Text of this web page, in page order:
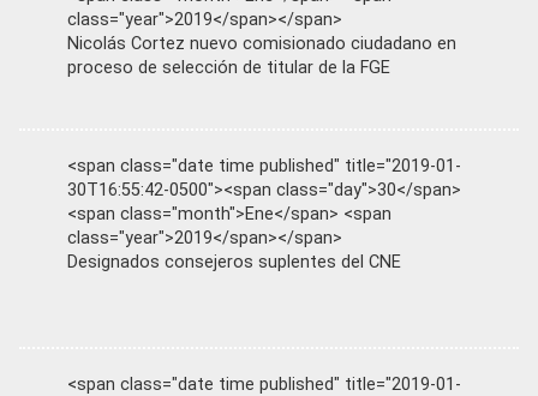
class="year">2019</span></span>
Nicolás Cortez nuevo comisionado ciudadano en
proceso de selección de titular de la FGE
<span class="date time published" title="2019-01-
30T16:55:42-0500"><span class="day">30</span>
<span class="month">Ene</span> <span
class="year">2019</span></span>
Designados consejeros suplentes del CNE
<span class="date time published" title="2019-01-